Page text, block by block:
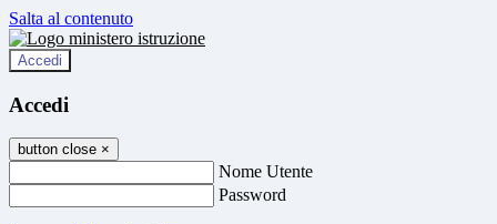
Salta al contenuto
Accedi
Accedi
button close ×
Nome Utente
Password